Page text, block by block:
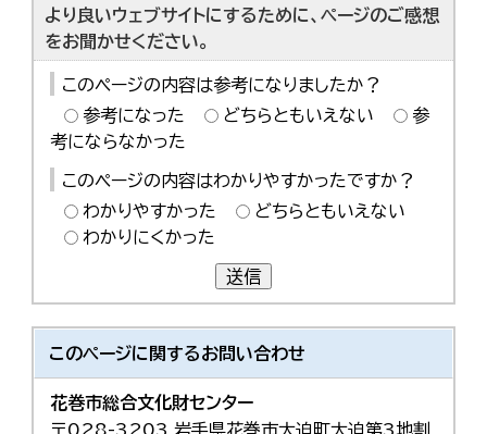
より良いウェブサイトにするために、ページのご感想
をお聞かせください。
このページの内容は参考になりましたか？
参考になった
どちらともいえない
参
考にならなかった
このページの内容はわかりやすかったですか？
わかりやすかった
どちらともいえない
わかりにくかった
送信
このページに関するお問い合わせ
花巻市総合文化財センター
〒028-3203 岩手県花巻市大迫町大迫第3地割